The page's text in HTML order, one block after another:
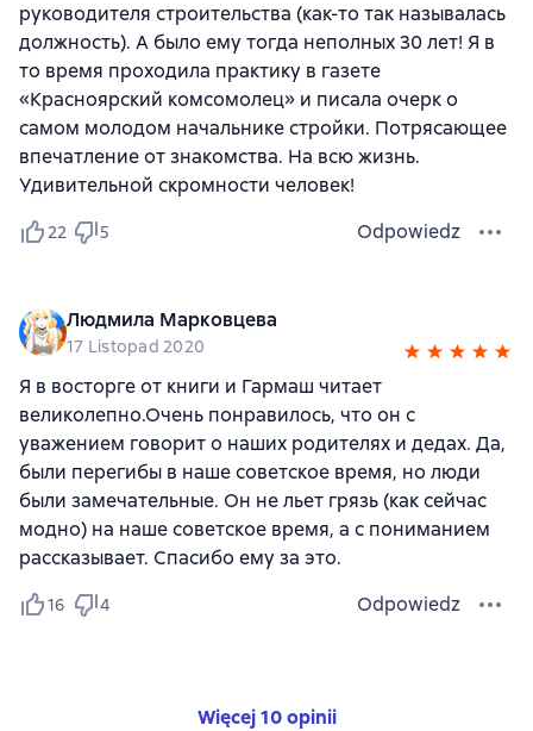
руководителя строительства (как-то так называлась
должность). А было ему тогда неполных 30 лет! Я в
то время проходила практику в газете
«Красноярский комсомолец» и писала очерк о
самом молодом начальнике стройки. Потрясающее
впечатление от знакомства. На всю жизнь.
Удивительной скромности человек!
22 5 Odpowiedz
Людмила Марковцева
17 Listopad 2020
Я в восторге от книги и Гармаш читает
великолепно.Очень понравилось, что он с
уважением говорит о наших родителях и дедах. Да,
были перегибы в наше советское время, но люди
были замечательные. Он не льет грязь (как сейчас
модно) на наше советское время, а с пониманием
рассказывает. Спасибо ему за это.
16 4 Odpowiedz
Więcej 10 opinii